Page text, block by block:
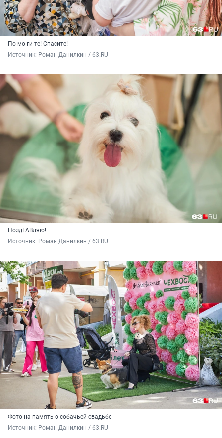
По-мо-ги-те! Спасите!
Источник: Роман Данилкин / 63.RU
ПоздГАВляю!
Источник: Роман Данилкин / 63.RU
Фото на память о собачьей свадьбе
Источник: Роман Данилкин / 63.RU